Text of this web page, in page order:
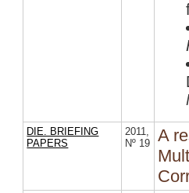
DIE. BRIEFING
PAPERS
2011,
Nº 19
A